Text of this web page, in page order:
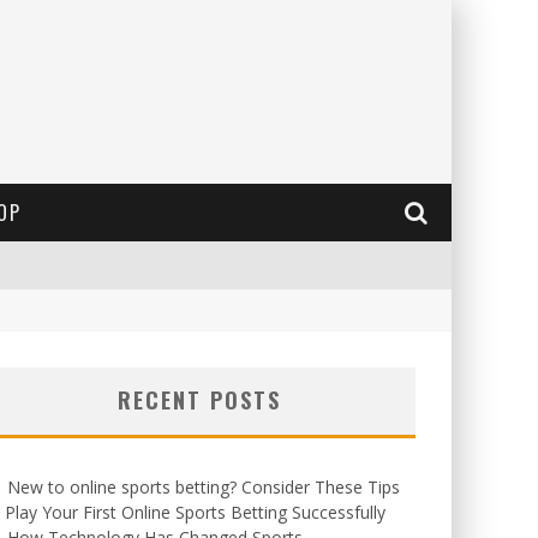
RECENT POSTS
New to online sports betting? Consider These Tips
Your First Online Sports Betting Successfully